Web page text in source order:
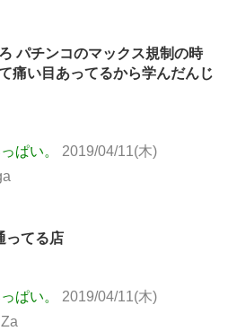
パチンコのマックス規制の時
痛い目あってるから学んだんじ
ぱい。
2019/04/11(木)
ってる店
ぱい。
2019/04/11(木)